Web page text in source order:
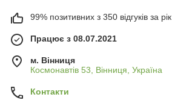
99% позитивних з 350 відгуків за рік
Працює з 08.07.2021
м. Вінниця
Космонавтів 53, Вінниця, Україна
Контакти